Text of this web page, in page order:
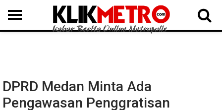
MEDAN LANGKAT DAIRI SAMOSIR TAPUT BATUBARA DELISERDANG
DPRD Medan Minta Ada
Pengawasan Penggratisan